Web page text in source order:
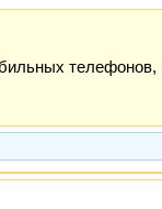
телефонов,